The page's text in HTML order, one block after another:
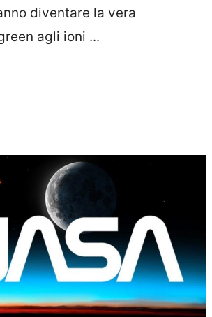
diventare la vera
agli ioni ...